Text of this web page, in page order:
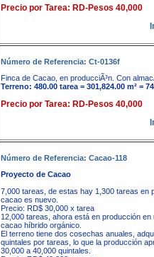
Precio por Tarea: RD-Pesos 40,000
Número de Referencia: Ct-0136f
Finca de Cacao, en producciÃ³n. Con
Terreno: 480.00 tarea = 301,824.00 m² =
Precio por Tarea: RD-Pesos 40,000
Número de Referencia: Cacao-118
Proyecto de Cacao
7,000 tareas, de estas hay 1,300 tareas en
cacao es nuevo.
Precio: RD$ 30,000 x tarea
12,000 tareas, ahora está en producción
cacao híbrido orgánico.
El terreno tiene dos cosechas anuales,
quintales por tareas, lo que la producción
30,000 a 40,000 quintales.